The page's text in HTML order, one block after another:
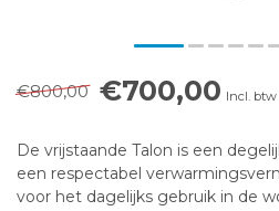
€800,00 €700,00 Incl. btw
De vrijstaande Talon is een
een respectabel
voor het dagelijks gebruik in de